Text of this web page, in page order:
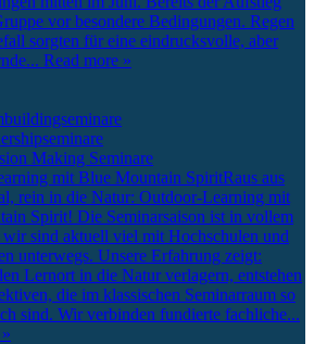
vor besondere Bedingungen. Regen
sorgten für eine eindrucksvolle, aber
... Read more »
Making Seminare
mit Blue Mountain SpiritRaus aus
rein in die Natur: Outdoor-Learning mit
Spirit! Die Seminarsaison ist in vollem
wir sind aktuell viel mit Hochschulen und
unterwegs. Unsere Erfahrung zeigt:
Lernort in die Natur verlagern, entstehen
die im klassischen Seminarraum so
sind. Wir verbinden fundierte fachliche...